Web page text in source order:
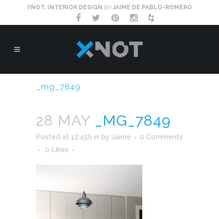
YNOT. INTERIOR DESIGN BY JAIME DE PABLO-ROMERO
_mg_7849
28 MAY _MG_7849
Posted at 12:45h in by Jaime
0 Comments
0
Likes